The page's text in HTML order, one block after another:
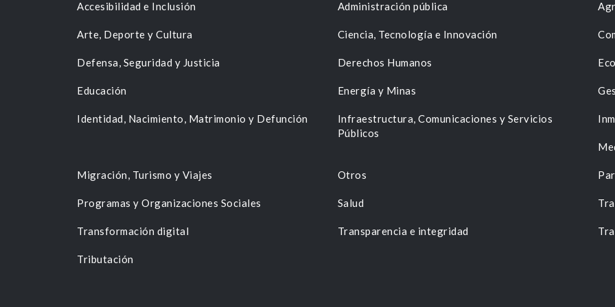
Accesibilidad e Inclusión Administración pública
Arte, Deporte y Cultura Ciencia, Tecnología e Innovación
Defensa, Seguridad y Justicia Derechos Humanos
Educación Energía y Minas
Identidad, Nacimiento, Matrimonio y Defunción
Infraestructura, Comunicaciones y Servicios
Públicos
Migración, Turismo y Viajes Otros
Programas y Organizaciones Sociales Salud
Transformación digital Transparencia e integridad
Tributación